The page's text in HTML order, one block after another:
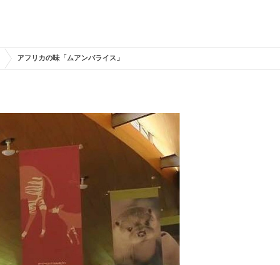
アフリカの味「ムアンバライス」